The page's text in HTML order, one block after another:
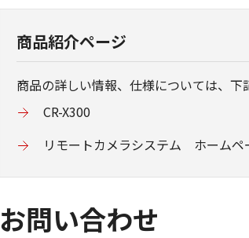
商品紹介ページ
商品の詳しい情報、仕様については、下
CR-X300
リモートカメラシステム ホームペ
お問い合わせ